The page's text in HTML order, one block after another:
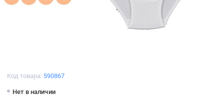
Код товара: 590867
Нет в наличии